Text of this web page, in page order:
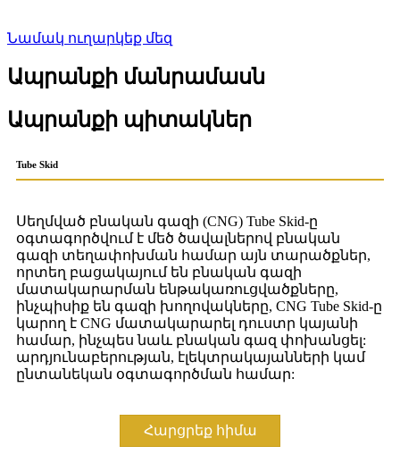
Նամակ ուղարկեք մեզ
Ապրանքի մանրամասն
Ապրանքի պիտակներ
Tube Skid
Սեղմված բնական գազի (CNG) Tube Skid-ը
օգտագործվում է մեծ ծավալներով բնական
գազի տեղափոխման համար այն տարածքներ,
որտեղ բացակայում են բնական գազի
մատակարարման ենթակառուցվածքները,
ինչպիսիք են գազի խողովակները, CNG Tube Skid-ը
կարող է CNG մատակարարել դուստր կայանի
համար, ինչպես նաև բնական գազ փոխանցել:
արդյունաբերության, էլեկտրակայանների կամ
ընտանեկան օգտագործման համար:
Հարցրեք հիմա